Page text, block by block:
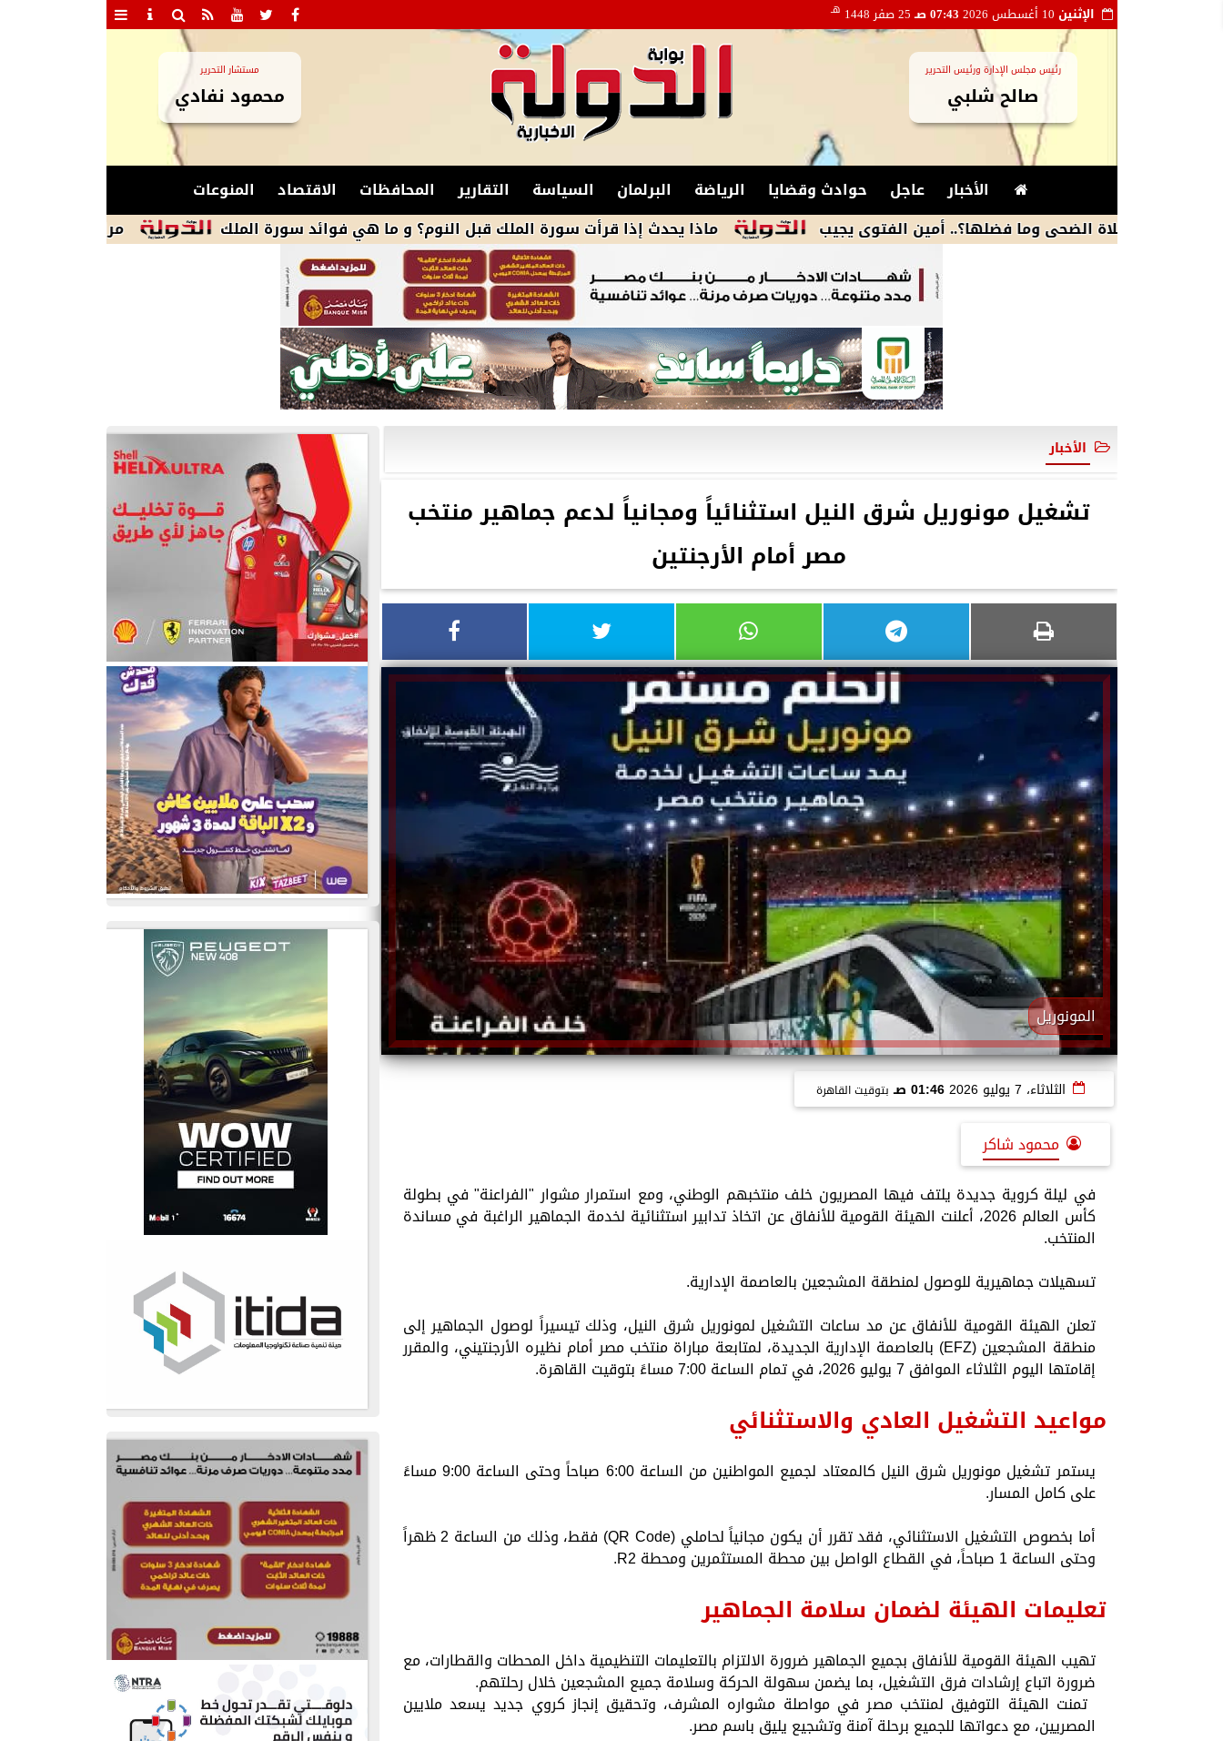
الإثنين 07:43 صـ 25 صفر 1448 هـ
رئيس مجلس الإدارة ورئيس التحرير
صالح شلبي
مستشار التحرير
محمود نفادي
الأخبار عاجل حوادث وقضايا الرياضة البرلمان السياسة التقارير المحافظات الاقتصاد
المنوعات
مران الأهلى المسائى.. جلسة
ماذا يحدث إذا قرأت سورة الملك قبل النوم؟ و ما هي فوائد سورة الملك الضحى وما فضلها؟.. أمين الفتوى يجيب
الأخبار
تشغيل مونوريل شرق النيل استثنائياً ومجانياً لدعم جماهير منتخب
مصر أمام الأرجنتين
المونوريل
الثلاثاء، 7 يوليو 2026 01:46 صـ بتوقيت القاهرة
محمود شاكر
​في ليلة كروية جديدة يلتف فيها المصريون خلف منتخبهم الوطني، ومع استمرار مشوار "الفراعنة" في بطولة
كأس العالم 2026، أعلنت الهيئة القومية للأنفاق عن اتخاذ تدابير استثنائية لخدمة الجماهير الراغبة في مساندة
المنتخب.
​تسهيلات جماهيرية للوصول لمنطقة المشجعين بالعاصمة الإدارية.
​تعلن الهيئة القومية للأنفاق عن مد ساعات التشغيل لمونوريل شرق النيل، وذلك تيسيراً لوصول الجماهير إلى
منطقة المشجعين (EFZ) بالعاصمة الإدارية الجديدة، لمتابعة مباراة منتخب مصر أمام نظيره الأرجنتيني، والمقرر
إقامتها اليوم الثلاثاء الموافق 7 يوليو 2026، في تمام الساعة 7:00 مساءً بتوقيت القاهرة.
​مواعيد التشغيل العادي والاستثنائي
​يستمر تشغيل مونوريل شرق النيل كالمعتاد لجميع المواطنين من الساعة 6:00 صباحاً وحتى الساعة 9:00 مساءً
على كامل المسار.
​أما بخصوص التشغيل الاستثنائي، فقد تقرر أن يكون مجانياً لحاملي (QR Code) فقط، وذلك من الساعة 2 ظهراً
وحتى الساعة 1 صباحاً، في القطاع الواصل بين محطة المستثمرين ومحطة R2.
​تعليمات الهيئة لضمان سلامة الجماهير
​تهيب الهيئة القومية للأنفاق بجميع الجماهير ضرورة الالتزام بالتعليمات التنظيمية داخل المحطات والقطارات، مع
ضرورة اتباع إرشادات فرق التشغيل، بما يضمن سهولة الحركة وسلامة جميع المشجعين خلال رحلتهم.
​ تمنت الهيئة التوفيق لمنتخب مصر في مواصلة مشواره المشرف، وتحقيق إنجاز كروي جديد يسعد ملايين
المصريين، مع دعواتها للجميع برحلة آمنة وتشجيع يليق باسم مصر.